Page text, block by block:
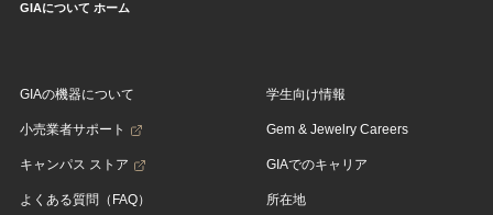
GIAについて ホーム
GIAの機器について
小売業者サポート
キャンパス ストア
よくある質問（FAQ）
学生向け情報
Gem & Jewelry Careers
GIAでのキャリア
所在地